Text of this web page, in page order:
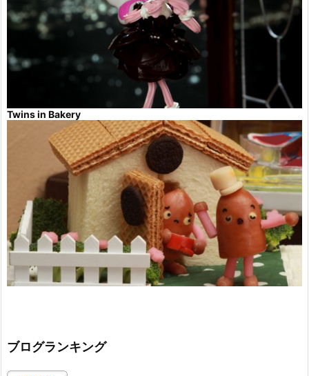
Twins in Bakery
ブログランキング